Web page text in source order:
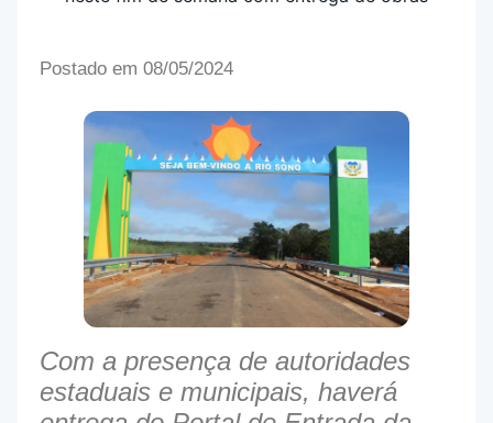
Postado em 08/05/2024
Com a presença de autoridades
estaduais e municipais, haverá